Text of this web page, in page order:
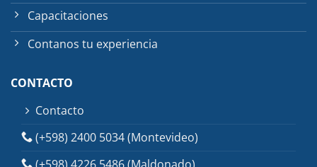
Capacitaciones
Contanos tu experiencia
CONTACTO
Contacto
(+598) 2400 5034 (Montevideo)